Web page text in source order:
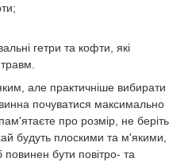
гетри та кофти, які
але практичніше вибирати
почуватися максимально
про розмір, не беріть
будуть плоскими та м'якими,
бути повітро- та